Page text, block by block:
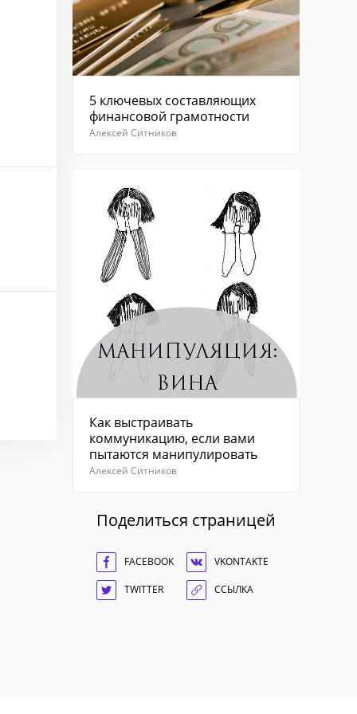
5 ключевых составляющих
финансовой грамотности
Алексей Ситников
Как выстраивать
коммуникацию, если вами
пытаются манипулировать
Алексей Ситников
Поделиться страницей
FACEBOOK VKONTAKTE
TWITTER ССЫЛКА